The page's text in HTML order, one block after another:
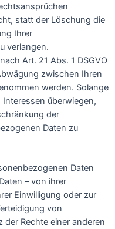
statt der Löschung die
Ihrer
verlangen.
Art. 21 Abs. 1 DSGVO
zwischen Ihren
werden. Solange
überwiegen,
der
Daten zu
Daten
– von ihrer
Einwilligung oder zur
von
Rechte einer anderen